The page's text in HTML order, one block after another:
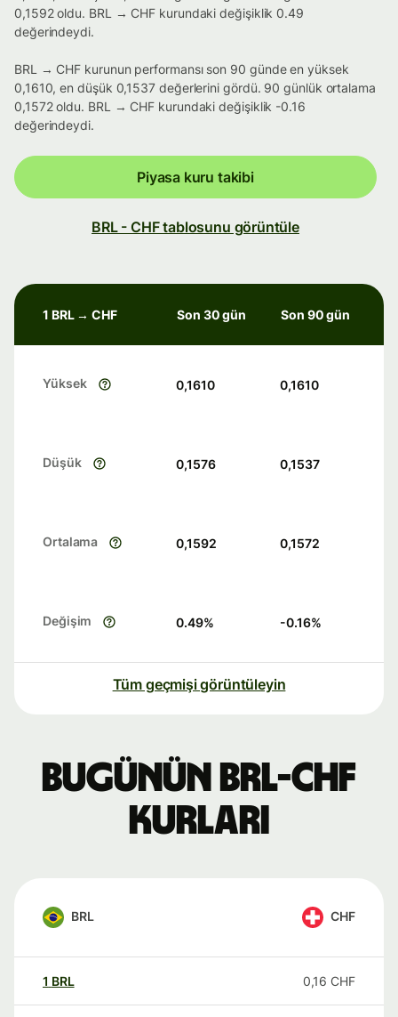
0,1592 oldu. BRL → CHF kurundaki değişiklik 0.49
değerindeydi.
BRL → CHF kurunun performansı son 90 günde en yüksek
0,1610, en düşük 0,1537 değerlerini gördü. 90 günlük ortalama
0,1572 oldu. BRL → CHF kurundaki değişiklik -0.16
değerindeydi.
Piyasa kuru takibi
BRL - CHF tablosunu görüntüle
1 BRL → CHF Son 30 gün Son 90 gün
Yüksek 0,1610 0,1610
Düşük 0,1576 0,1537
Ortalama 0,1592 0,1572
Değişim 0.49% -0.16%
Tüm geçmişi görüntüleyin
Bugünün BRL-CHF
kurları
BRL CHF
1 BRL 0,16 CHF